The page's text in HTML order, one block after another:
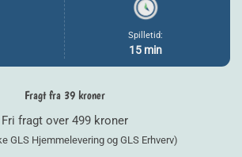
Spilletid:
15 min
Fragt fra 39 kroner
Fri fragt over 499 kroner
GLS Hjemmelevering og GLS Erhverv)